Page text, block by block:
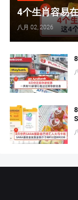
4个生肖容易
八月 02, 2026